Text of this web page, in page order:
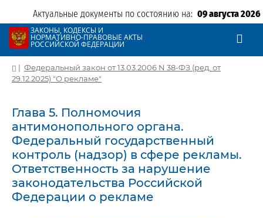
Актуальные документы по состоянию на: 09 августа 2026
ЗАКОНЫ, КОДЕКСЫ И
НОРМАТИВНО-ПРАВОВЫЕ АКТЫ
РОССИЙСКОЙ ФЕДЕРАЦИИ
| Федеральный закон от 13.03.2006 N 38-ФЗ (ред. от
29.12.2025) "О рекламе"
Глава 5. Полномочия
антимонопольного органа.
Федеральный государственный
контроль (надзор) в сфере рекламы.
Ответственность за нарушение
законодательства Российской
Федерации о рекламе